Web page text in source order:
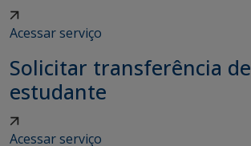
Acessar serviço
Solicitar transferência de
estudante
Acessar serviço